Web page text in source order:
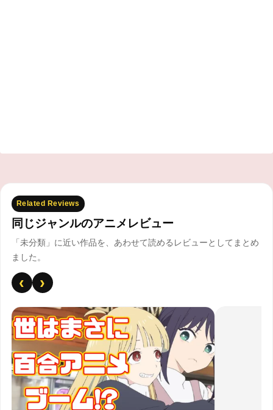
Related Reviews
同じジャンルのアニメレビュー
「未分類」に近い作品を、あわせて読めるレビューとしてまとめ
ました。
‹ ›